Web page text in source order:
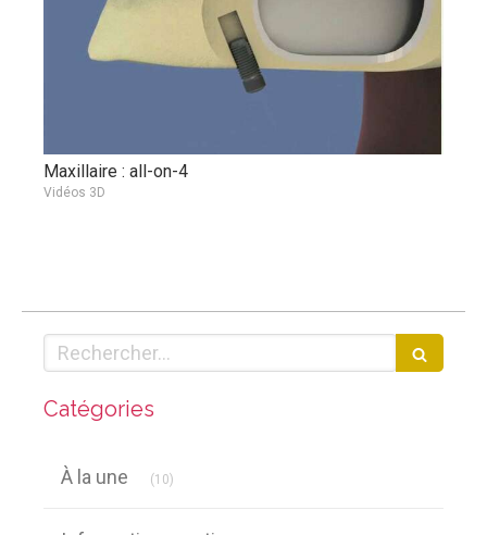
Maxillaire : all-on-4
Vidéos 3D
Rechercher
Catégories
À la une (10)